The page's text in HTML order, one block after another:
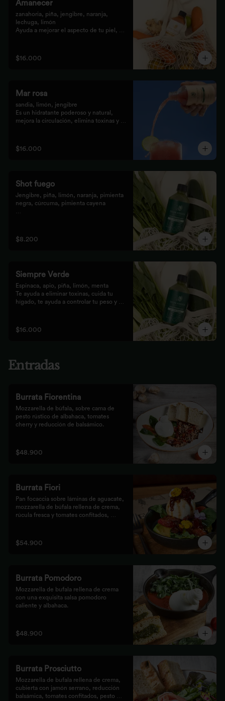
Amanecer
zanahoria, piña, jengibre, naranja,
lechuga, limón
Ayuda a mejorar el aspecto de tu piel,
celular
$16.000
Mar rosa
sandia, limón, jengibre
Es un hidratante poderoso y natural,
mejora la circulación, elimina toxinas y
$16.000
Shot fuego
Jengibre, piña, limón, naranja, pimienta
negra, cúrcuma, pimienta cayena
inflamación del organismo.
recomendamos tomarlo solo con soda o
$8.200
Siempre Verde
Espinaca, apio, piña, limón, menta
Te ayuda a eliminar toxinas, cuida tu
hígado, te ayuda a controlar tu peso y
$16.000
Entradas
Burrata Fiorentina
Mozzarella de búfala, sobre cama de
pesto rústico de albahaca, tomates
cherry y reducción de balsámico.
$48.900
Burrata Fiori
Pan focaccia sobre láminas de aguacate,
mozzarella de búfala rellena de crema,
rúcula fresca y tomates confitados,
$54.900
Burrata Pomodoro
Mozzarella de bufala rellena de crema
con una exquisita salsa pomodoro
caliente y albahaca.
$48.900
Burrata Prosciutto
Mozzarella de bufala rellena de crema,
cubierta con jamón serrano, reducción
balsámica, tomates confitados, pesto